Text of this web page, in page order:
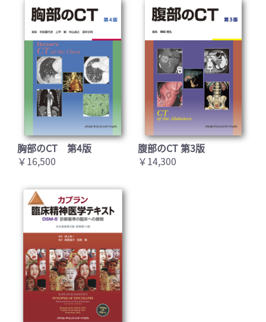
胸部のCT 第4版
￥16,500
腹部のCT 第3版
￥14,300